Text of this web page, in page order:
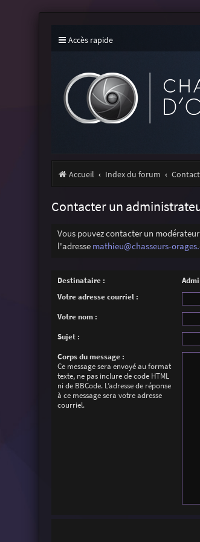
Accès rapide
Accueil Index du forum
Contacter un
Vous pouvez contacter un
l'adresse mathieu@chasseurs-
Destinataire :
Votre adresse courriel :
Votre nom :
Sujet :
Corps du message :
Ce message sera envoyé au format
texte, ne pas inclure de code HTML
ni de BBCode. L’adresse de réponse
à ce message sera votre adresse
courriel.